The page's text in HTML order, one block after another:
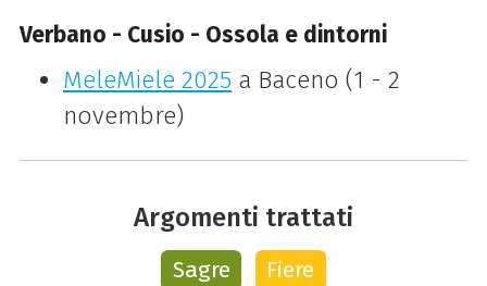
Verbano - Cusio - Ossola e dintorni
MeleMiele 2025 a Baceno (1 - 2
novembre)
Argomenti trattati
Sagre Fiere